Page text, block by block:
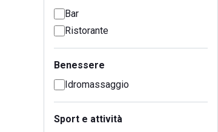
Bar
Ristorante
Benessere
Idromassaggio
Sport e attività